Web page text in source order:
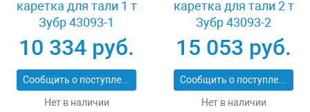
каретка для тали 1 т
Зубр 43093-1
10 334 руб.
Сообщить о поступлении
Нет в наличии
каретка для тали 2 т
Зубр 43093-2
15 053 руб.
Сообщить о поступлении
Нет в наличии